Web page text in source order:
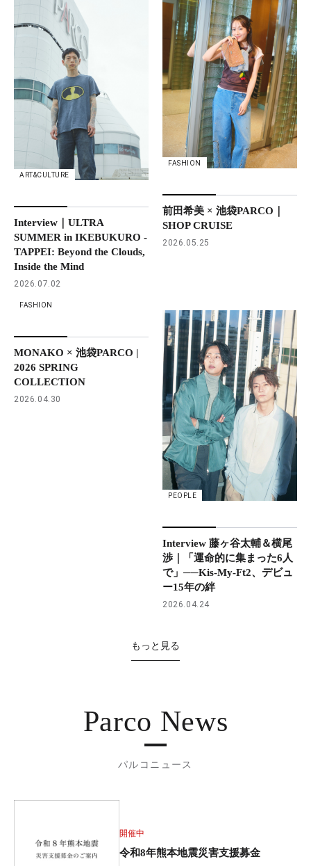
ART&CULTURE
Interview｜ULTRA
SUMMER in IKEBUKURO -
TAPPEI: Beyond the Clouds,
Inside the Mind
2026.07.02
FASHION
前田希美 × 池袋PARCO｜
SHOP CRUISE
2026.05.25
FASHION
MONAKO × 池袋PARCO |
2026 SPRING
COLLECTION
2026.04.30
PEOPLE
Interview 藤ヶ谷太輔＆横尾
渉｜「運命的に集まった6人
で」──Kis-My-Ft2、デビュ
ー15年の絆
2026.04.24
もっと見る
Parco News
パルコニュース
開催中
令和8年熊本地震災害支援募金